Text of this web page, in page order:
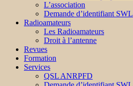
L’association
Demande d’identifiant SWL
Radioamateurs
Les Radioamateurs
Droit à l’antenne
Revues
Formation
Services
QSL ANRPFD